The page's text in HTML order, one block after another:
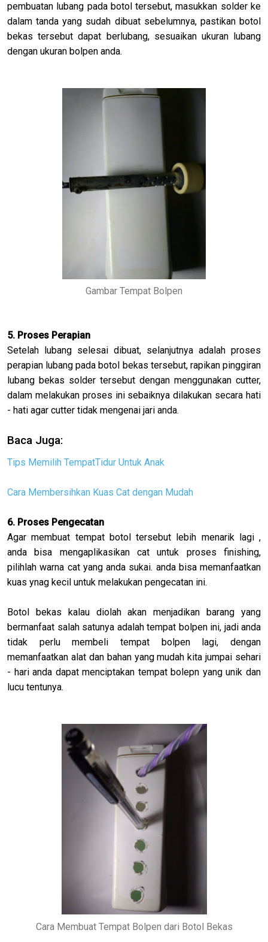
pembuatan lubang pada botol tersebut, masukkan solder ke
dalam tanda yang sudah dibuat sebelumnya, pastikan botol
bekas tersebut dapat berlubang, sesuaikan ukuran lubang
dengan ukuran bolpen anda.
Gambar Tempat Bolpen
5. Proses Perapian
Setelah lubang selesai dibuat, selanjutnya adalah proses
perapian lubang pada botol bekas tersebut, rapikan pinggiran
lubang bekas solder tersebut dengan menggunakan cutter,
dalam melakukan proses ini sebaiknya dilakukan secara hati
- hati agar cutter tidak mengenai jari anda.
Baca Juga:
Tips Memilih TempatTidur Untuk Anak
Cara Membersihkan Kuas Cat dengan Mudah
6. Proses Pengecatan
Agar membuat tempat botol tersebut lebih menarik lagi ,
anda bisa mengaplikasikan cat untuk proses finishing,
pilihlah warna cat yang anda sukai. anda bisa memanfaatkan
kuas ynag kecil untuk melakukan pengecatan ini.
Botol bekas kalau diolah akan menjadikan barang yang
bermanfaat salah satunya adalah tempat bolpen ini, jadi anda
tidak perlu membeli tempat bolpen lagi, dengan
memanfaatkan alat dan bahan yang mudah kita jumpai sehari
- hari anda dapat menciptakan tempat bolepn yang unik dan
lucu tentunya.
Cara Membuat Tempat Bolpen dari Botol Bekas